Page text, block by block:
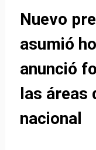
Nuevo
asumió
anunció
las áreas
nacional